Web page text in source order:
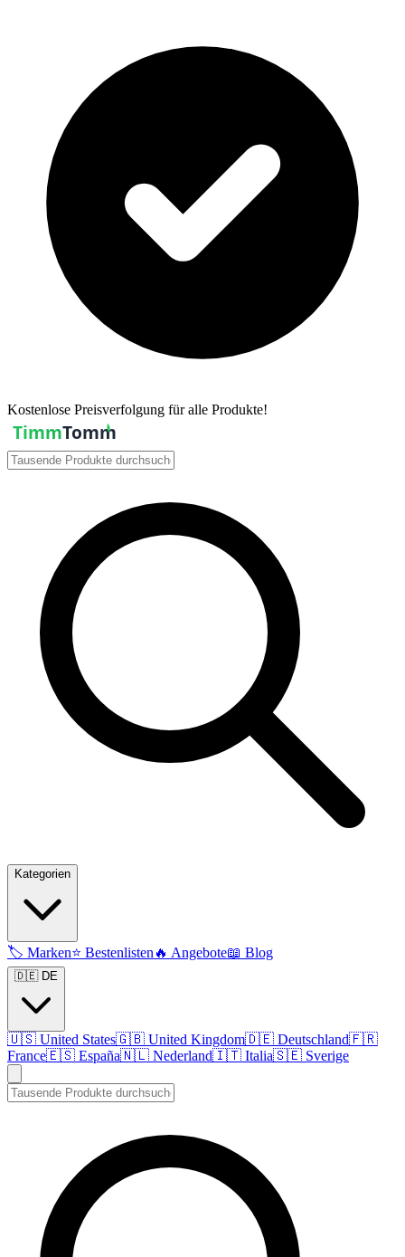
Kostenlose Preisverfolgung für alle Produkte!
Kategorien
🏷️ Marken⭐ Bestenlisten 🔥 Angebote📖 Blog
🇩🇪 DE
🇺🇸 United States🇬🇧 United Kingdom🇩🇪 Deutschland🇫🇷
France🇪🇸 España🇳🇱 Nederland🇮🇹 Italia🇸🇪 Sverige